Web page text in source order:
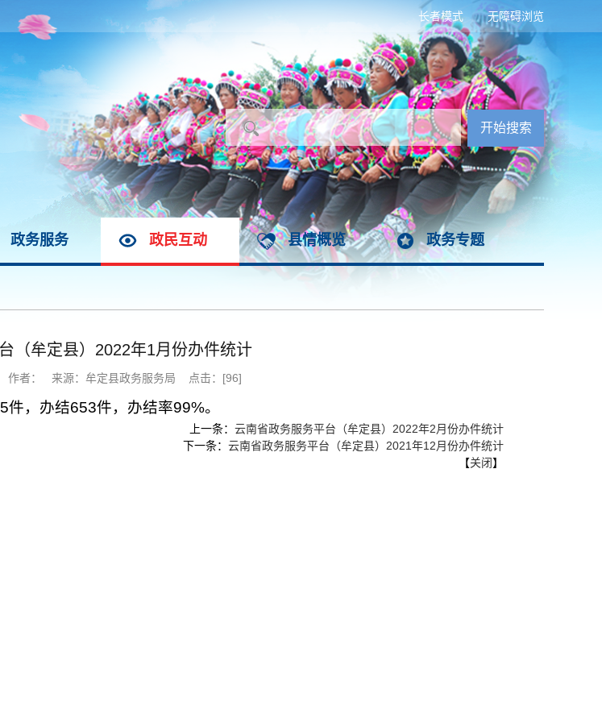
无障碍浏览
长者模式
政务服务 政民互动 县情概览 政务专题
（牟定县）2022年1月份办件统计
作者： 来源：牟定县政务服务局 点击：[96]
，办结653件，办结率99%。
上一条： 云南省政务服务平台（牟定县）2022年2月份办件统计
下一条： 云南省政务服务平台（牟定县）2021年12月份办件统计
【关闭】